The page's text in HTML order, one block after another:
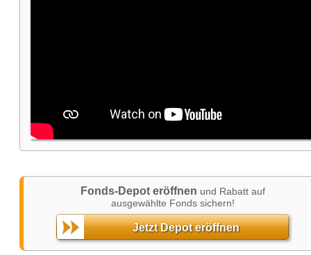
Fonds-Depot eröffnen und Rabatt auf
ausgewählte Fonds sichern!
Jetzt Depot eröffnen